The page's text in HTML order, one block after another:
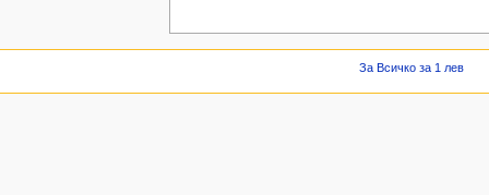
За Всичко за 1 лев